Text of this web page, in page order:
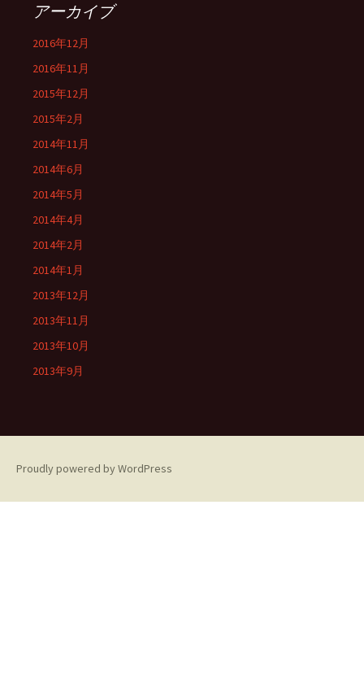
アーカイブ
2016年12月
2016年11月
2015年12月
2015年2月
2014年11月
2014年6月
2014年5月
2014年4月
2014年2月
2014年1月
2013年12月
2013年11月
2013年10月
2013年9月
Proudly powered by WordPress